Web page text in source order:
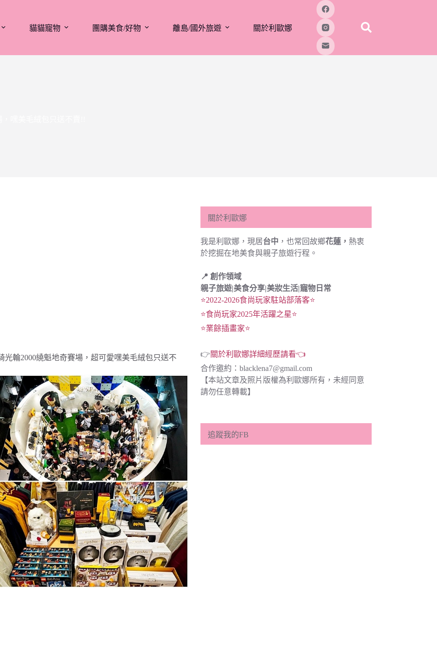
貓貓寵物 團購美食/好物 離島/國外旅遊 關於利歐娜
輪2000繞魁地奇賽場，超可愛嘿美毛絨包只送不
關於利歐娜
我是利歐娜，現居台中 ，也常回故鄉花蓮， 熱衷
於挖掘在地美食與親子旅遊行程。
📍 創作領域
親子旅遊|美食分享|美妝生活|寵物日常
⭐2022-2026食尚玩家駐站部落客⭐
⭐食尚玩家2025年活躍之星⭐
⭐業餘插畫家⭐
👉關於利歐娜詳細經歷請看👈
合作邀約： blacklena7@gmail.com
【本站文章及照片版權為利歐娜所有，未經同意
請勿任意轉載】
追蹤我的FB